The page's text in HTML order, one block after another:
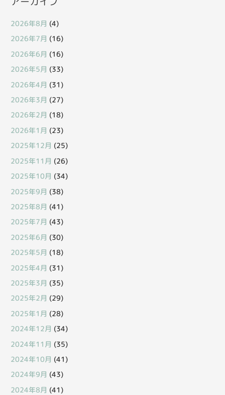
2026年8月 (4)
2026年7月 (16)
2026年6月 (16)
2026年5月 (33)
2026年4月 (31)
2026年3月 (27)
2026年2月 (18)
2026年1月 (23)
2025年12月 (25)
2025年11月 (26)
2025年10月 (34)
2025年9月 (38)
2025年8月 (41)
2025年7月 (43)
2025年6月 (30)
2025年5月 (18)
2025年4月 (31)
2025年3月 (35)
2025年2月 (29)
2025年1月 (28)
2024年12月 (34)
2024年11月 (35)
2024年10月 (41)
2024年9月 (43)
2024年8月 (41)